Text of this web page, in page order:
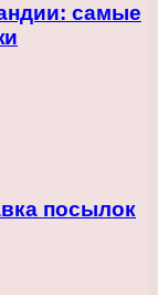
самые
посылок